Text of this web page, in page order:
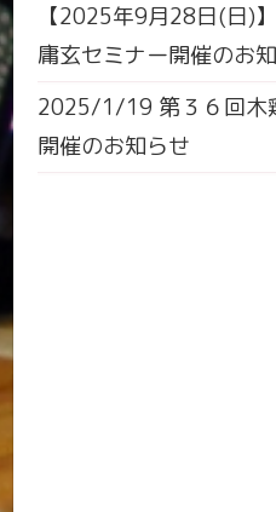
【2025年9月28日(日)
庸玄セミナー開催のお
2025/1/19 第３６回木
開催のお知らせ